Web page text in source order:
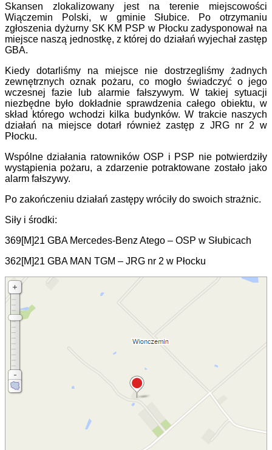
Skansen zlokalizowany jest na terenie miejscowości
Wiączemin Polski, w gminie Słubice. Po otrzymaniu
zgłoszenia dyżurny SK KM PSP w Płocku zadysponował na
miejsce naszą jednostkę, z której do działań wyjechał zastęp
GBA.
Kiedy dotarliśmy na miejsce nie dostrzegliśmy żadnych
zewnętrznych oznak pożaru, co mogło świadczyć o jego
wczesnej fazie lub alarmie fałszywym. W takiej sytuacji
niezbędne było dokładnie sprawdzenia całego obiektu, w
skład którego wchodzi kilka budynków. W trakcie naszych
działań na miejsce dotarł również zastęp z JRG nr 2 w
Płocku.
Wspólne działania ratowników OSP i PSP nie potwierdziły
wystąpienia pożaru, a zdarzenie potraktowane zostało jako
alarm fałszywy.
Po zakończeniu działań zastępy wróciły do swoich strażnic.
Siły i środki:
369[M]21 GBA Mercedes-Benz Atego – OSP w Słubicach
362[M]21 GBA MAN TGM – JRG nr 2 w Płocku